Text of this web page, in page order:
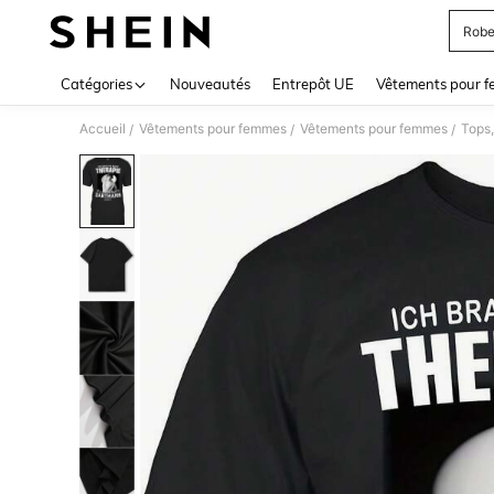
Catégories Nouveautés Entrepôt UE Vêtements pour
Accueil / Vêtements pour femmes / Vêtements pour femmes /